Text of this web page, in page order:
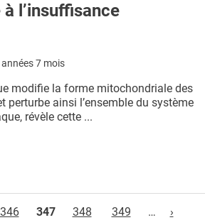
l’insuffisance
7 mois
modifie la forme mitochondriale des
perturbe ainsi l’ensemble du système
révèle cette ...
346 347 348 349 … ›